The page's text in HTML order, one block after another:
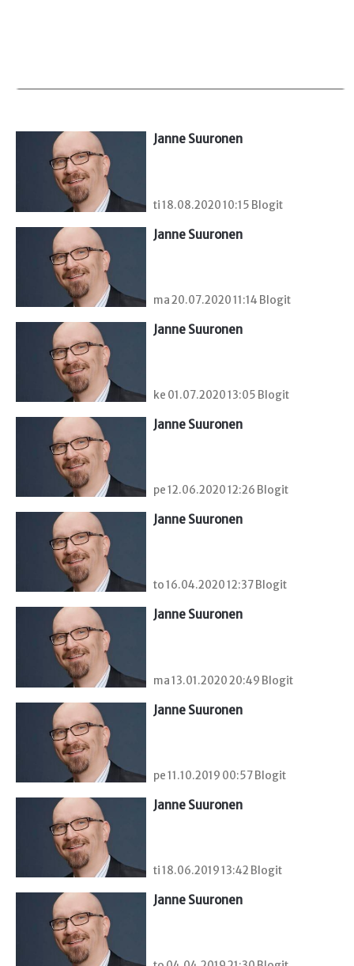
Janne Suuronen
ti 18.08.2020 10:15 Blogit
Janne Suuronen
ma 20.07.2020 11:14 Blogit
Janne Suuronen
ke 01.07.2020 13:05 Blogit
Janne Suuronen
pe 12.06.2020 12:26 Blogit
Janne Suuronen
to 16.04.2020 12:37 Blogit
Janne Suuronen
ma 13.01.2020 20:49 Blogit
Janne Suuronen
pe 11.10.2019 00:57 Blogit
Janne Suuronen
ti 18.06.2019 13:42 Blogit
Janne Suuronen